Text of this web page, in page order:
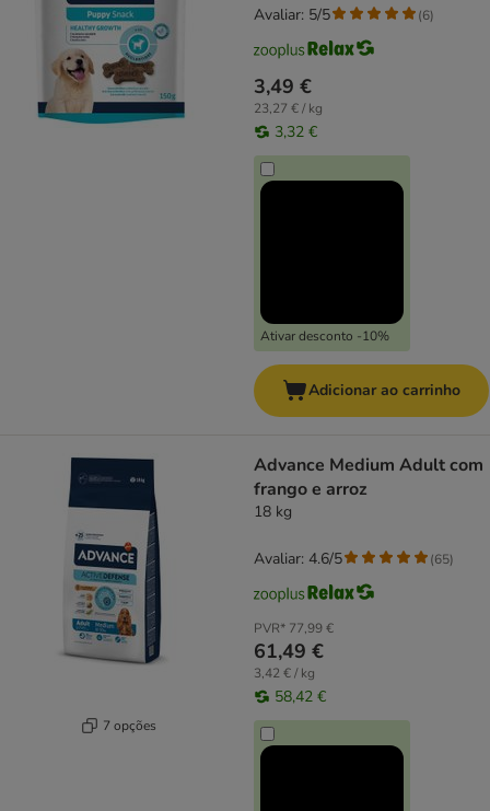
3,49 €
23,27 € / kg
3,32 €
Ativar desconto -10%
Avaliar: 5/5 (6)
Adicionar ao carrinho
7 opções
Advance Medium Adult com
frango e arroz
18 kg
PVR* 77,99 €
61,49 €
3,42 € / kg
58,42 €
Avaliar: 4.6/5 (65)